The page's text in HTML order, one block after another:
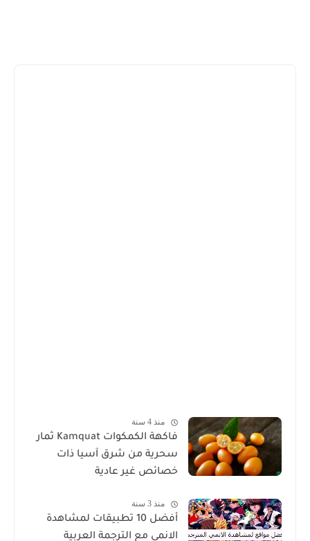
منذ 4 سنة
فاكهة الكمكوات Kamquat ثمار
سحرية من شرق آسيا ذات
خصائص غير عادية
منذ 3 سنة
أفضل 10 تطبيقات لمشاهدة
الانمي مع الترجمة العربية